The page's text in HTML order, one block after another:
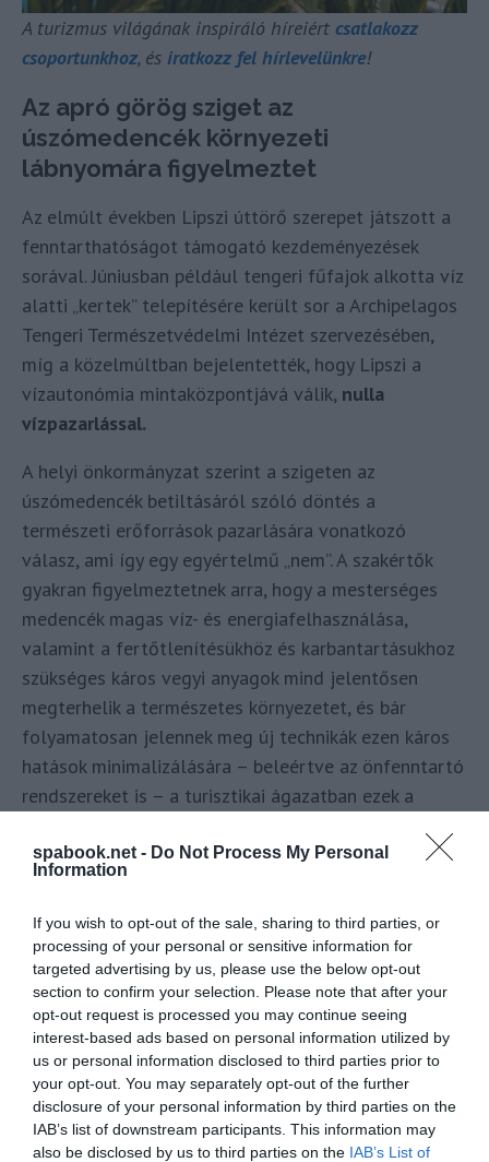
spabook.net - Do Not Process My Personal
Information
If you wish to opt-out of the sale, sharing to third parties, or
processing of your personal or sensitive information for
targeted advertising by us, please use the below opt-out
section to confirm your selection. Please note that after your
opt-out request is processed you may continue seeing
interest-based ads based on personal information utilized by
us or personal information disclosed to third parties prior to
your opt-out. You may separately opt-out of the further
disclosure of your personal information by third parties on the
IAB’s list of downstream participants. This information may
also be disclosed by us to third parties on the IAB’s List of
A turizmus világának inspiráló híreiért csatlakozz
csoportunkhoz, és iratkozz fel hírlevelünkre!
Az apró görög sziget az
úszómedencék környezeti
lábnyomára figyelmeztet
Az elmúlt években Lipszi úttörő szerepet játszott a
fenntarthatóságot támogató kezdeményezések
sorával. Júniusban például tengeri fűfajok alkotta víz
alatti „kertek” telepítésére került sor a Archipelagos
Tengeri Természetvédelmi Intézet szervezésében,
míg a közelmúltban bejelentették, hogy Lipszi a
vízautonómia mintaközpontjává válik, nulla
vízpazarlással.
A helyi önkormányzat szerint a szigeten az
úszómedencék betiltásáról szóló döntés a
természeti erőforrások pazarlására vonatkozó
válasz, ami így egy egyértelmű „nem”. A szakértők
gyakran figyelmeztetnek arra, hogy a mesterséges
medencék magas víz- és energiafelhasználása,
valamint a fertőtlenítésükhöz és karbantartásukhoz
szükséges káros vegyi anyagok mind jelentősen
megterhelik a természetes környezetet, és bár
folyamatosan jelennek meg új technikák ezen káros
hatások minimalizálására – beleértve az önfenntartó
rendszereket is – a turisztikai ágazatban ezek a